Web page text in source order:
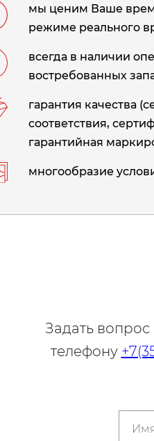
мы ценим Ваше
режиме реального
всегда в наличии
востребованных
гарантия качества
соответствия,
гарантийная
многообразие
Задать
телефону